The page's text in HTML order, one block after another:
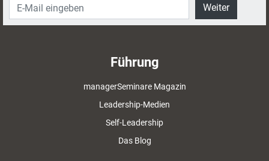
Weiter
Führung
managerSeminare Magazin
Leadership-Medien
Self-Leadership
Das Blog